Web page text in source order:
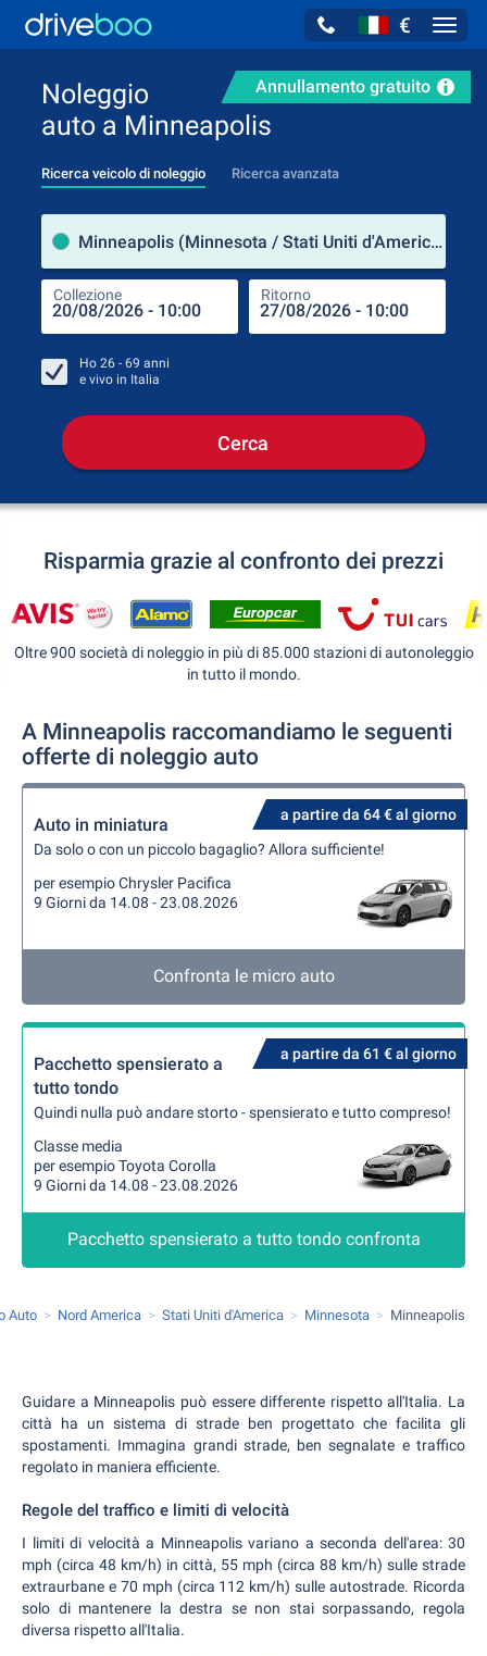
€
Annullamento gratuito
Noleggio
auto a Minneapolis
Ricerca veicolo di noleggio Ricerca avanzata
Minneapolis (Minnesota / Stati Uniti d'America)
Collezione Ritorno
Ho 26 - 69 anni
e vivo in Italia
Cerca
Risparmia grazie al confronto dei prezzi
Oltre 900 società di noleggio in più di 85.000 stazioni di autonoleggio
in tutto il mondo.
A Minneapolis raccomandiamo le seguenti
offerte di noleggio auto
a partire da 64 € al giorno
Auto in miniatura
Da solo o con un piccolo bagaglio? Allora sufficiente!
per esempio Chrysler Pacifica
9 Giorni da 14.08 - 23.08.2026
Confronta le micro auto
a partire da 61 € al giorno
Pacchetto spensierato a
tutto tondo
Quindi nulla può andare storto - spensierato e tutto compreso!
Classe media
per esempio Toyota Corolla
9 Giorni da 14.08 - 23.08.2026
Pacchetto spensierato a tutto tondo confronta
Auto Nord America Stati Uniti d'America Minnesota Minneapolis
Guidare a Minneapolis può essere differente rispetto all'Italia. La
città ha un sistema di strade ben progettato che facilita gli
spostamenti. Immagina grandi strade, ben segnalate e traffico
regolato in maniera efficiente.
Regole del traffico e limiti di velocità
I limiti di velocità a Minneapolis variano a seconda dell'area: 30
mph (circa 48 km/h) in città, 55 mph (circa 88 km/h) sulle strade
extraurbane e 70 mph (circa 112 km/h) sulle autostrade. Ricorda
solo di mantenere la destra se non stai sorpassando, regola
diversa rispetto all'Italia.